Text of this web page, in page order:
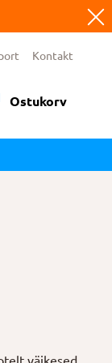
Kontakt
Ostukorv